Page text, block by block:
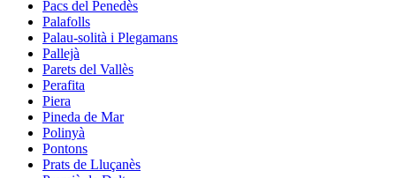
Pacs del Penedès
Palafolls
Palau-solità i Plegamans
Pallejà
Parets del Vallès
Perafita
Piera
Pineda de Mar
Polinyà
Pontons
Prats de Lluçanès